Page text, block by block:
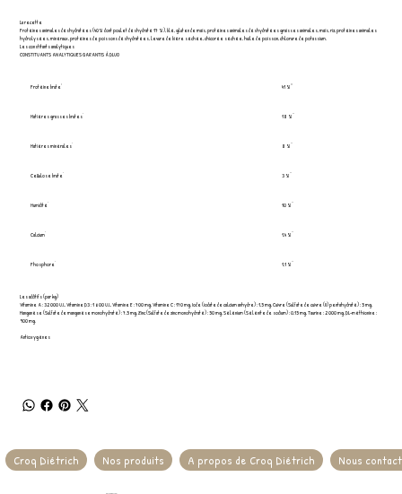
La recette
Protéines animales déshydratées (40% dont poulet déshydraté 17 %), blé, gluten de maïs, protéines animales déshydratées graisses animales, maïs, riz, protéines animales
hydrolysées, minéraux, protéines de poissons déshydratées, levure de bière séchée, chicorée séchée, huile de poisson, chlorure de potassium.
Les constitants analytiques
CONSTITUANTS ANALYTIQUES GARANTIS À DLUO
Protéine brute 41 %
Matières grasses brutes 18 %
Matières minérales 8 %
Cellulose brute 3 %
Humidité 10 %
Calcium 1,4 %
Phosphore 1,1 %
Les additifs (par kg)
Vitamine A : 32 000 U.I., Vitamine D3 : 1 600 U.I., Vitamine E : 700 mg, Vitamine C : 170 mg, Iode (iodate de calcium anhydre) : 1,5 mg, Cuivre (Sulfate de cuivre (II) pentahydraté) : 5 mg,
Manganèse (Sulfate de manganèse monohydraté) : 7,5 mg, Zinc (Sulfate de zinc monohydraté) : 50 mg, Sélénium (Sélénite de sodium) : 0,15 mg, Taurine : 2 000 mg, DL-méthionine :
900 mg.
Antioxygènes
Croq Diétrich Nos produits A propos de Croq Diétrich Nous